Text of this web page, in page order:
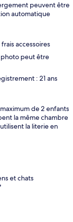
peuvent être
automatique
accessoires
peut être
: 21 ans
de 2 enfants
la même chambre
la literie en
et chats